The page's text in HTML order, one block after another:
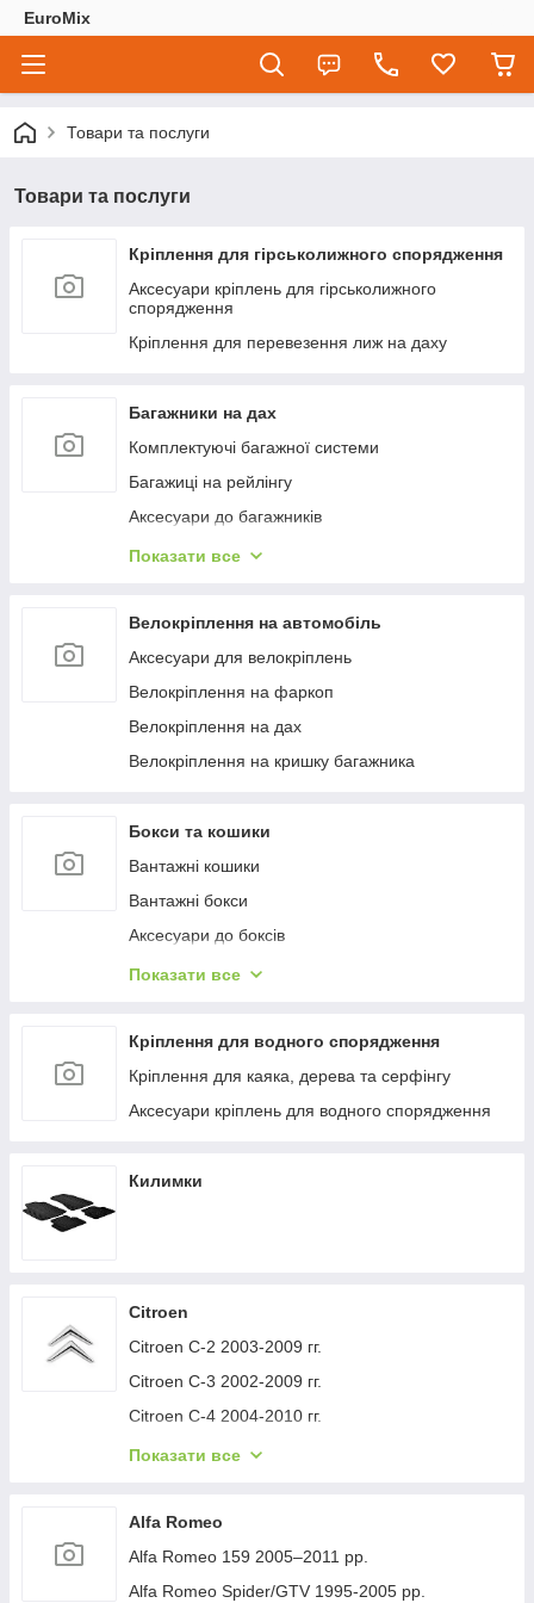
EuroMix
Товари та послуги
Товари та послуги
Кріплення для гірськолижного спорядження
Аксесуари кріплень для гірськолижного
спорядження
Кріплення для перевезення лиж на даху
Багажники на дах
Комплектуючі багажної системи
Багажиці на рейлінгу
Аксесуари до багажників
Багажиці в штатне місце
Багажиці на інтегровані рейлінги
Багажники на водості
Показати все
Велокріплення на автомобіль
Аксесуари для велокріплень
Велокріплення на фаркоп
Велокріплення на дах
Велокріплення на кришку багажника
Бокси та кошики
Вантажні кошики
Вантажні бокси
Аксесуари до боксів
Палатки на дах
Бокси на фаркоп
Показати все
Кріплення для водного спорядження
Кріплення для каяка, дерева та серфінгу
Аксесуари кріплень для водного спорядження
Килимки
Citroen
Citroen C-2 2003-2009 гг.
Citroen C-3 2002-2009 гг.
Citroen C-4 2004-2010 гг.
Citroen C-1 2005-2014 гг.
Citroen C-4 Picasso 2006-2013 гг.
Citroen Nemo 2007-2017 гг.
Citroen Berlingo 1996-2008 гг.
Показати все
Alfa Romeo
Alfa Romeo 159 2005–2011 рр.
Alfa Romeo Spider/GTV 1995-2005 рр.